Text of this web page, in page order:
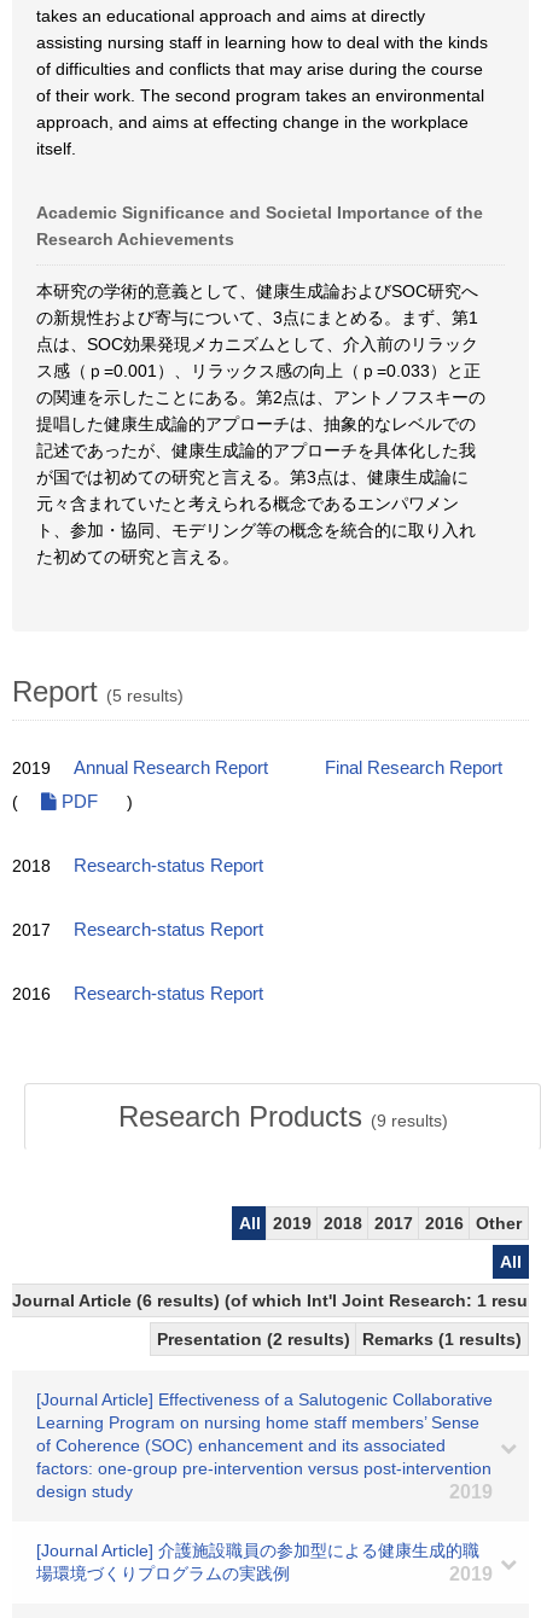
takes an educational approach and aims at directly
assisting nursing staff in learning how to deal with the kinds
of difficulties and conflicts that may arise during the course
of their work. The second program takes an environmental
approach, and aims at effecting change in the workplace
itself.
Academic Significance and Societal Importance of the
Research Achievements
本研究の学術的意義として、健康生成論およびSOC研究へ
の新規性および寄与について、3点にまとめる。まず、第1
点は、SOC効果発現メカニズムとして、介入前のリラック
ス感（ｐ=0.001）、リラックス感の向上（ｐ=0.033）と正
の関連を示したことにある。第2点は、アントノフスキーの
提唱した健康生成論的アプローチは、抽象的なレベルでの
記述であったが、健康生成論的アプローチを具体化した我
が国では初めての研究と言える。第3点は、健康生成論に
元々含まれていたと考えられる概念であるエンパワメン
ト、参加・協同、モデリング等の概念を統合的に取り入れ
た初めての研究と言える。
Report (5 results)
2019 Annual Research Report
Final Research Report
(
PDF )
2018 Research-status Report
2017 Research-status Report
2016 Research-status Report
Research Products (9 results)
All 2019 2018 2017 2016
Other
All
Journal Article (6 results) (of which Int'l Joint Research: 1
Presentation (2 results)
Remarks (1 results)
[Journal Article] Effectiveness of a Salutogenic Collaborative
Learning Program on nursing home staff members’ Sense
of Coherence (SOC) enhancement and its associated
factors: one-group pre-intervention versus post-intervention
design study
2019
[Journal Article] 介護施設職員の参加型による健康生成的職
場環境づくりプログラムの実践例
2019